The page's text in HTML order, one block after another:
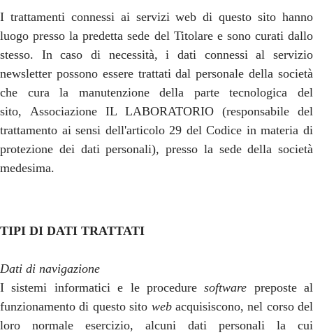
I trattamenti connessi ai servizi web di questo sito hanno
luogo presso la predetta sede del Titolare e sono curati dallo
stesso. In caso di necessità, i dati connessi al servizio
newsletter possono essere trattati dal personale della società
che cura la manutenzione della parte tecnologica del
sito, Associazione IL LABORATORIO (responsabile del
trattamento ai sensi dell'articolo 29 del Codice in materia di
protezione dei dati personali), presso la sede della società
medesima.
TIPI DI DATI TRATTATI
Dati di navigazione
I sistemi informatici e le proceduresoftware preposte al
funzionamento di questo sito webacquisiscono, nel corso del
loro normale esercizio, alcuni dati personali la cui